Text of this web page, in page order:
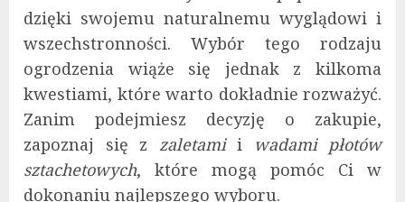
dzięki swojemu naturalnemu wyglądowi i
wszechstronności. Wybór tego rodzaju
ogrodzenia wiąże się jednak z kilkoma
kwestiami, które warto dokładnie rozważyć.
Zanim podejmiesz decyzję o zakupie,
zapoznaj się z zaletamii
wadami płotów
sztachetowych, które mogą pomóc Ci w
dokonaniu najlepszego wyboru.